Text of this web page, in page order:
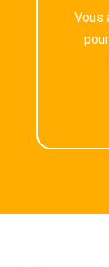
Vous